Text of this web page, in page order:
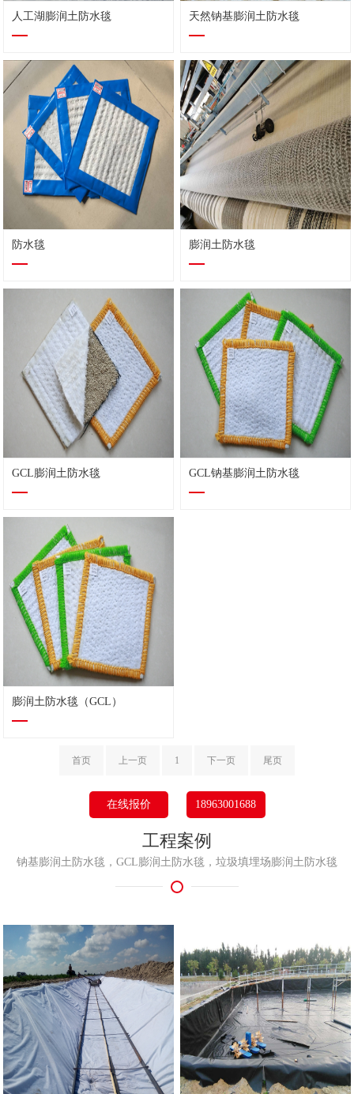
人工湖膨润土防水毯 天然钠基膨润土防水毯
防水毯 膨润土防水毯
GCL膨润土防水毯 GCL钠基膨润土防水毯
膨润土防水毯（GCL）
首页 上一页 1 下一页 尾页
在线报价 18963001688
工程案例
钠基膨润土防水毯，GCL膨润土防水毯，垃圾填埋场膨润土防水毯